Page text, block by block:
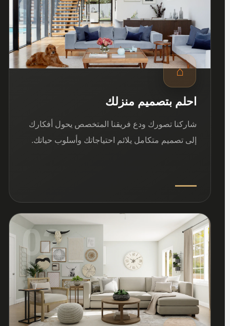
⌂
احلم بتصميم منزلك
شاركنا تصورك ودع فريقنا المتخصص يحول أفكارك
إلى تصميم متكامل يلائم احتياجاتك وأسلوب حياتك.
02